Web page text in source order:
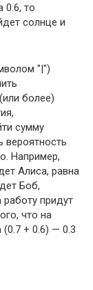
0.6, то
солнце и
"|")
более)
сумму
вероятность
Например,
Алиса, равна
Боб,
работу придут
что на
+ 0.6) — 0.3